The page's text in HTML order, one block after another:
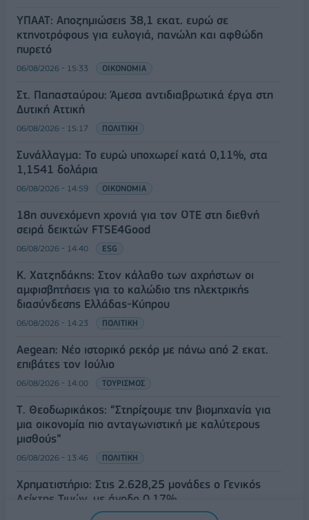
ΥΠΑΑΤ: Αποζημιώσεις 38,1 εκατ. ευρώ σε
κτηνοτρόφους για ευλογιά, πανώλη και αφθώδη
πυρετό
06/08/2026 - 15:33 ΟΙΚΟΝΟΜΙΑ
Στ. Παπασταύρου: Άμεσα αντιδιαβρωτικά έργα στη
Δυτική Αττική
06/08/2026 - 15:17 ΠΟΛΙΤΙΚΗ
Συνάλλαγμα: Το ευρώ υποχωρεί κατά 0,11%, στα
1,1541 δολάρια
06/08/2026 - 14:59 ΟΙΚΟΝΟΜΙΑ
18η συνεχόμενη χρονιά για τον ΟΤΕ στη διεθνή
σειρά δεικτών FTSE4Good
06/08/2026 - 14:40 ESG
Κ. Χατζηδάκης: Στον κάλαθο των αχρήστων οι
αμφισβητήσεις για το καλώδιο της ηλεκτρικής
διασύνδεσης Ελλάδας-Κύπρου
06/08/2026 - 14:23 ΠΟΛΙΤΙΚΗ
Aegean: Νέο ιστορικό ρεκόρ με πάνω από 2 εκατ.
επιβάτες τον Ιούλιο
06/08/2026 - 14:00 ΤΟΥΡΙΣΜΟΣ
Τ. Θεοδωρικάκος: “Στηρίζουμε την βιομηχανία για
μια οικονομία πιο ανταγωνιστική με καλύτερους
μισθούς”
06/08/2026 - 13:46 ΠΟΛΙΤΙΚΗ
Χρηματιστήριο: Στις 2.628,25 μονάδες ο Γενικός
Δείκτης Τιμών, με άνοδο 0,17%